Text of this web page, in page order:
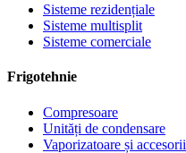
Sisteme rezidențiale
Sisteme multisplit
Sisteme comerciale
Frigotehnie
Compresoare
Unități de condensare
Vaporizatoare și accesorii